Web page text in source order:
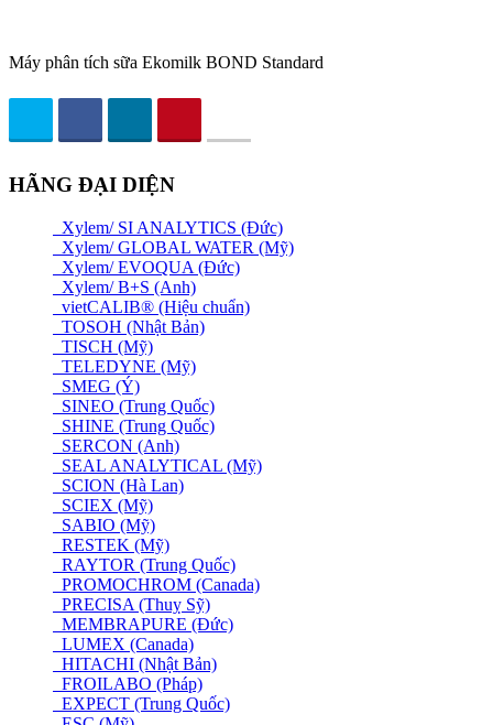
Máy phân tích sữa Ekomilk BOND Standard
HÃNG ĐẠI DIỆN
Xylem/ SI ANALYTICS (Đức)
Xylem/ GLOBAL WATER (Mỹ)
Xylem/ EVOQUA (Đức)
Xylem/ B+S (Anh)
vietCALIB® (Hiệu chuẩn)
TOSOH (Nhật Bản)
TISCH (Mỹ)
TELEDYNE (Mỹ)
SMEG (Ý)
SINEO (Trung Quốc)
SHINE (Trung Quốc)
SERCON (Anh)
SEAL ANALYTICAL (Mỹ)
SCION (Hà Lan)
SCIEX (Mỹ)
SABIO (Mỹ)
RESTEK (Mỹ)
RAYTOR (Trung Quốc)
PROMOCHROM (Canada)
PRECISA (Thuỵ Sỹ)
MEMBRAPURE (Đức)
LUMEX (Canada)
HITACHI (Nhật Bản)
FROILABO (Pháp)
EXPECT (Trung Quốc)